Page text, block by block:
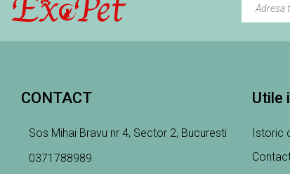
CONTACT
Sos Mihai Bravu nr 4, Sector 2, Bucuresti
0371788989
Utile
Istoric